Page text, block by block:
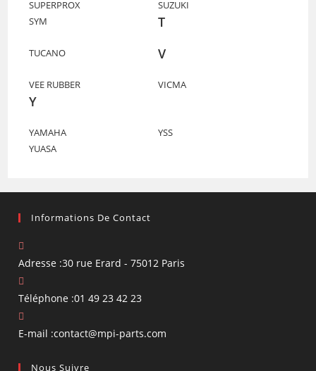
SUPERPROX
SUZUKI
SYM
T
TUCANO V
VEE RUBBER VICMA
Y
YAMAHA
YSS
YUASA
Informations De Contact
Adresse :30 rue Erard - 75012 Paris
Téléphone :01 49 23 42 23
E-mail :contact@mpi-parts.com
Nous Suivre